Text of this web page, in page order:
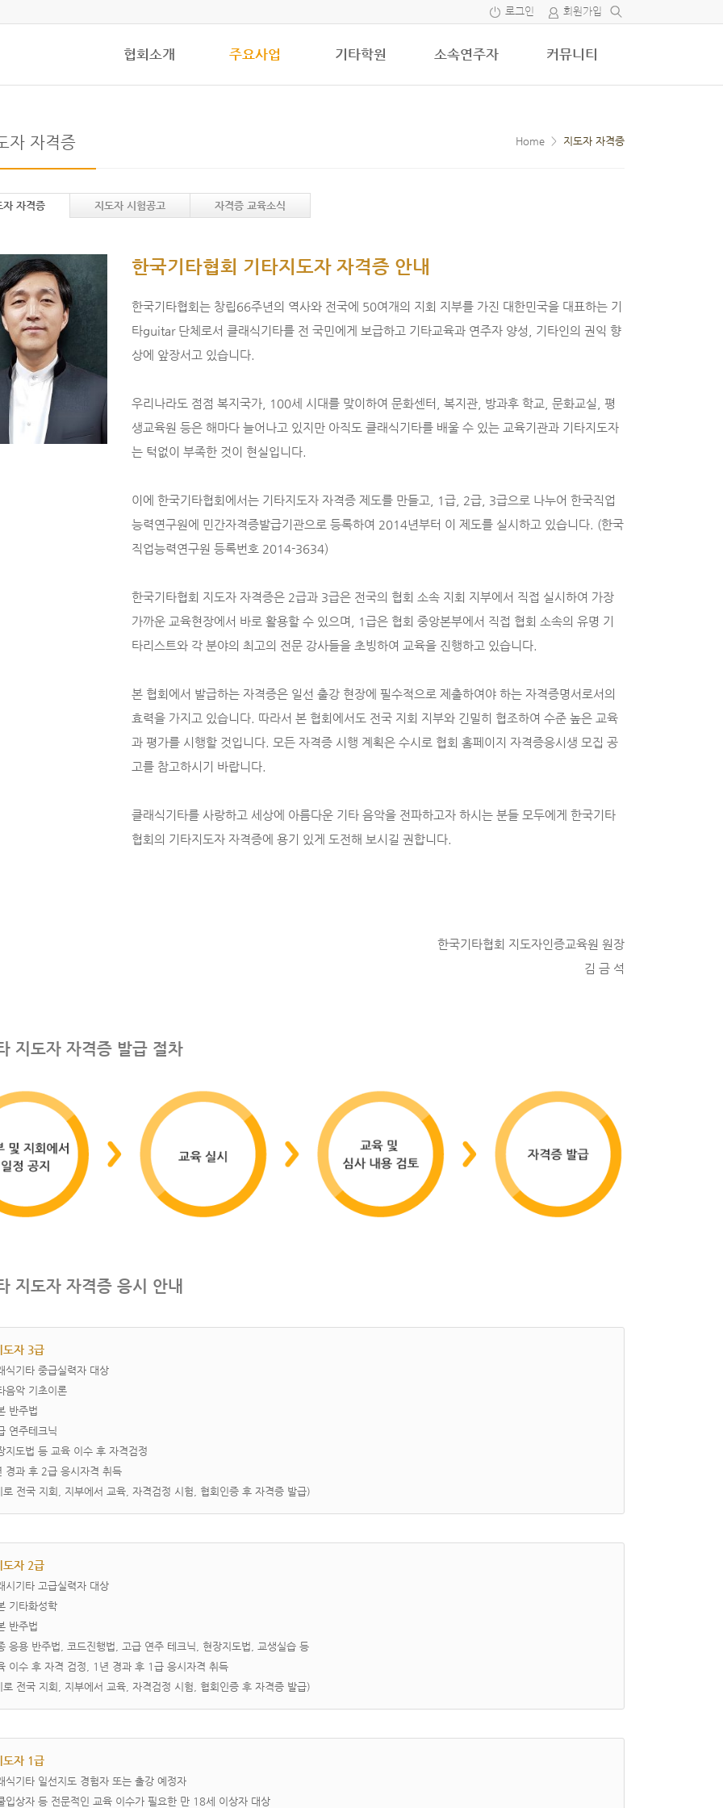
로그인 회원가입
협회소개 주요사업 기타학원 소속연주자 커뮤니티
자 자격증 Home > 지도자 자격증
자 자격증 지도자 시험공고 자격증 교육소식
한국기타협회 기타지도자 자격증 안내
한국기타협회는 창립66주년의 역사와 전국에 50여개의 지회 지부를 가진 대한민국을 대표하는 기
타guitar 단체로서 클래식기타를 전 국민에게 보급하고 기타교육과 연주자 양성, 기타인의 권익 향
상에 앞장서고 있습니다.
우리나라도 점점 복지국가, 100세 시대를 맞이하여 문화센터, 복지관, 방과후 학교, 문화교실, 평
생교육원 등은 해마다 늘어나고 있지만 아직도 클래식기타를 배울 수 있는 교육기관과 기타지도자
는 턱없이 부족한 것이 현실입니다.
이에 한국기타협회에서는 기타지도자 자격증 제도를 만들고, 1급, 2급, 3급으로 나누어 한국직업
능력연구원에 민간자격증발급기관으로 등록하여 2014년부터 이 제도를 실시하고 있습니다. (한국
직업능력연구원 등록번호 2014-3634)
한국기타협회 지도자 자격증은 2급과 3급은 전국의 협회 소속 지회 지부에서 직접 실시하여 가장
가까운 교육현장에서 바로 활용할 수 있으며, 1급은 협회 중앙본부에서 직접 협회 소속의 유명 기
타리스트와 각 분야의 최고의 전문 강사들을 초빙하여 교육을 진행하고 있습니다.
본 협회에서 발급하는 자격증은 일선 출강 현장에 필수적으로 제출하여야 하는 자격증명서로서의
효력을 가지고 있습니다. 따라서 본 협회에서도 전국 지회 지부와 긴밀히 협조하여 수준 높은 교육
과 평가를 시행할 것입니다. 모든 자격증 시행 계획은 수시로 협회 홈페이지 자격증응시생 모집 공
고를 참고하시기 바랍니다.
클래식기타를 사랑하고 세상에 아름다운 기타 음악을 전파하고자 하시는 분들 모두에게 한국기타
협회의 기타지도자 자격증에 용기 있게 도전해 보시길 권합니다.
한국기타협회 지도자인증교육원 원장
김 금 석
지도자 자격증 발급 절차
지도자 자격증 응시 안내
도자 3급
식기타 중급실력자 대상
음악 기초이론
반주법
연주테크닉
지도법 등 교육 이수 후 자격검정
경과 후 2급 응시자격 취득
로 전국 지회, 지부에서 교육, 자격검정 시험, 협회인증 후 자격증 발급)
도자 2급
시기타 고급실력자 대상
기타화성학
반주법
응용 반주법, 코드진행법, 고급 연주 테크닉, 현장지도법, 교생실습 등
이수 후 자격 검정, 1년 경과 후 1급 응시자격 취득
로 전국 지회, 지부에서 교육, 자격검정 시험, 협회인증 후 자격증 발급)
도자 1급
식기타 일선지도 경험자 또는 출강 예정자
입상자 등 전문적인 교육 이수가 필요한 만 18세 이상자 대상